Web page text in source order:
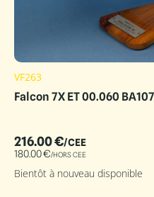
VF263
Falcon 7X ET 00.060
216.00€/CEE
180.00€/HORS CEE
Bientôt à nouveau disponible